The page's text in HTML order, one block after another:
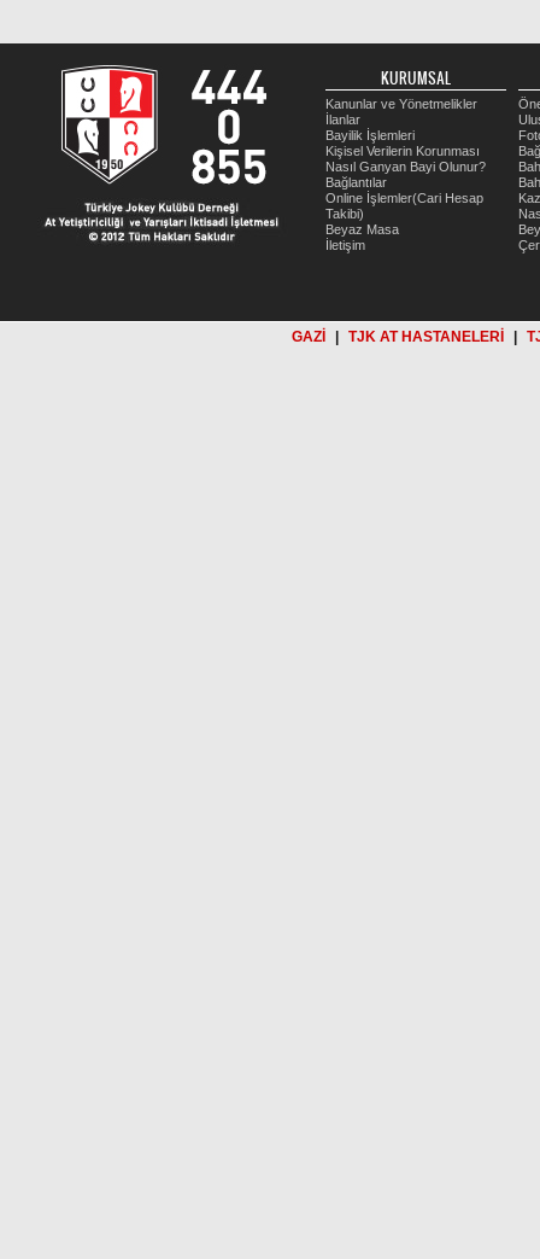
KURUMSAL
Kanunlar ve Yönetmelikler
İlanlar
Bayilik İşlemleri
Kişisel Verilerin Korunması
Nasıl Ganyan Bayi Olunur?
Bağlantılar
Online İşlemler(Cari Hesap
Takibi)
Beyaz Masa
İletişim
GAZİ TJK AT HASTANELERİ